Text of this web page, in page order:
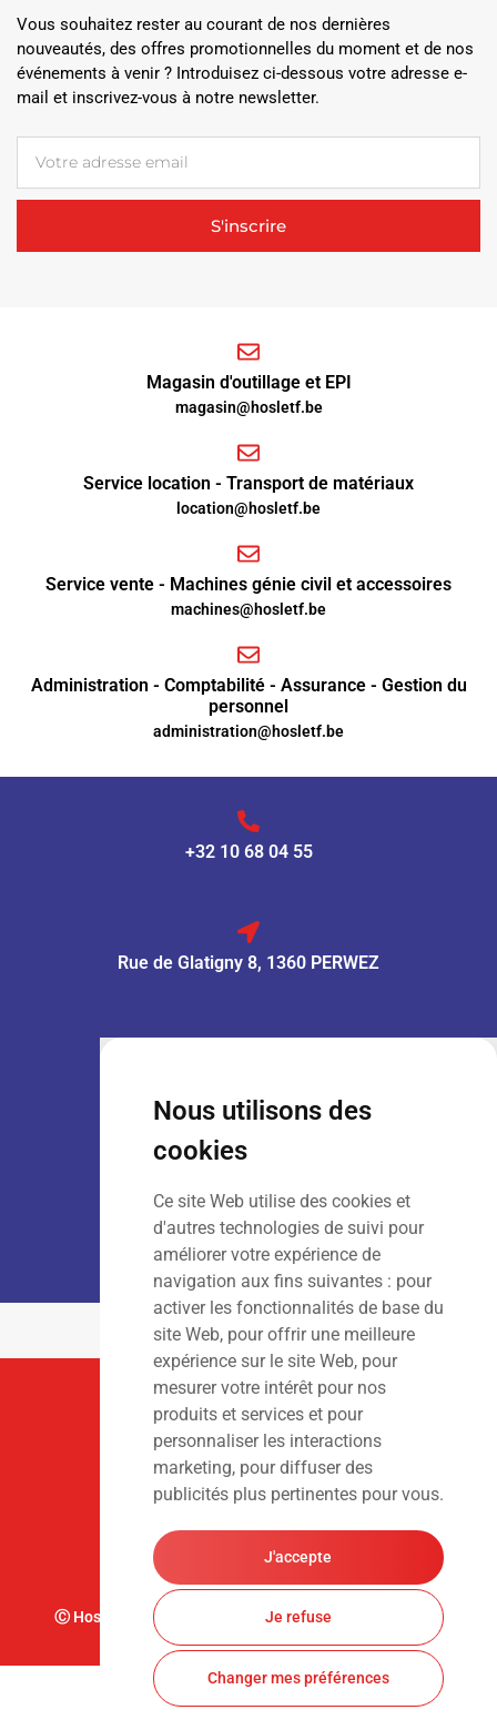
Nous utilisons des
cookies
Ce site Web utilise des cookies et
d'autres technologies de suivi pour
améliorer votre expérience de
navigation aux fins suivantes : pour
activer les fonctionnalités de base du
site Web, pour offrir une meilleure
expérience sur le site Web, pour
mesurer votre intérêt pour nos
produits et services et pour
personnaliser les interactions
marketing, pour diffuser des
publicités plus pertinentes pour vous.
J'accepte
Je refuse
Changer mes préférences
Vous souhaitez rester au courant de nos dernières
nouveautés, des offres promotionnelles du moment et de nos
événements à venir ? Introduisez ci-dessous votre adresse e-
mail et inscrivez-vous à notre newsletter.
S'inscrire
Magasin d'outillage et EPI
magasin@hosletf.be
Service location - Transport de matériaux
location@hosletf.be
Service vente - Machines génie civil et accessoires
machines@hosletf.be
Administration - Comptabilité - Assurance - Gestion du
personnel
administration@hosletf.be
+32 10 68 04 55
Rue de Glatigny 8, 1360 PERWEZ
: 9h00 – 13h00
Dim: Fermé
LOCATION :
Lun – Ven: 7h00 – 18h00
Sam – Dim
: Fermé
Suivez-Nous
Ⓒ Hoslet Frédéric S.A. Tous droits réservés. Design par